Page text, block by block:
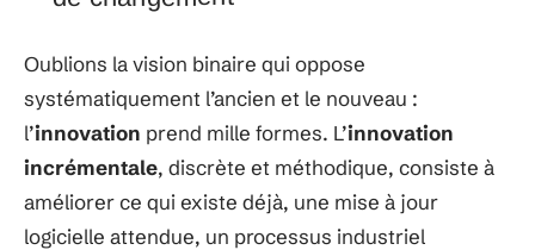
Oublions la vision binaire qui oppose
systématiquement l’ancien et le nouveau :
l’innovation prend mille formes. L’innovation
incrémentale, discrète et méthodique, consiste à
améliorer ce qui existe déjà, une mise à jour
logicielle attendue, un processus industriel